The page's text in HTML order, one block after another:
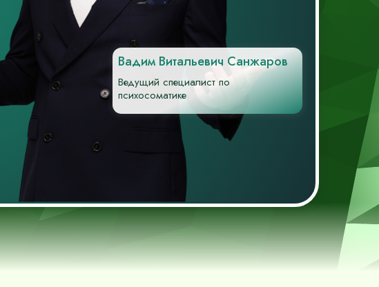
Вадим Витальевич Санжаров
Ведущий специалист по психосомат|